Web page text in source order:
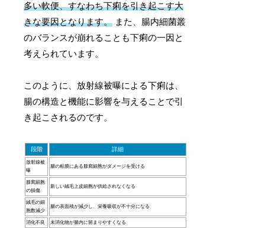
多い軟便、すなわち下痢を引き起こす大
きな要因となります。 また、腸内細菌叢
のバランスが崩れることも下痢の一因と
考えられています。
このように、放射線被曝による下痢は、
腸の構造と機能に影響を与えることで引
き起こされるのです。
段階 詳細
放射線被
曝
腸の粘膜にある腺窩細胞がダメージを受ける
腺窩細胞
の損傷
新しい絨毛上皮細胞が供給されなくなる
絨毛の細
胞数減少
腸の表面積が減少し、栄養吸収が不十分になる
消化不良 未消化物が腸内に留まりやすくなる